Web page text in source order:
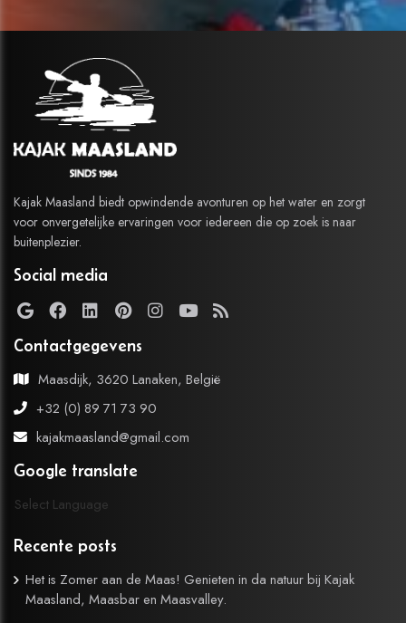
Kajak Maasland biedt opwindende avonturen op het water en zorgt
voor onvergetelijke ervaringen voor iedereen die op zoek is naar
buitenplezier.
Social media
Contactgegevens
Maasdijk, 3620 Lanaken, België
+32 (0) 89 71 73 90
kajakmaasland@gmail.com
Google translate
Select Language
Recente posts
Het is Zomer aan de Maas! Genieten in da natuur bij Kajak
Maasland, Maasbar en Maasvalley.